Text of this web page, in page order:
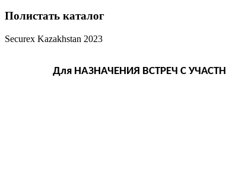
Полистать каталог
Securex Kazakhstan 2023
Для НАЗНАЧЕНИЯ ВСТРЕЧ С